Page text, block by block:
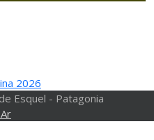
2026
Esquel - Patagonia